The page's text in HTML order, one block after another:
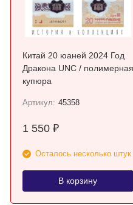
Китай 20 юаней 2024 Год
Дракона UNC / полимерная
купюра
Артикул: 45358
1 550 ₽
Осталось несколько штук
В корзину